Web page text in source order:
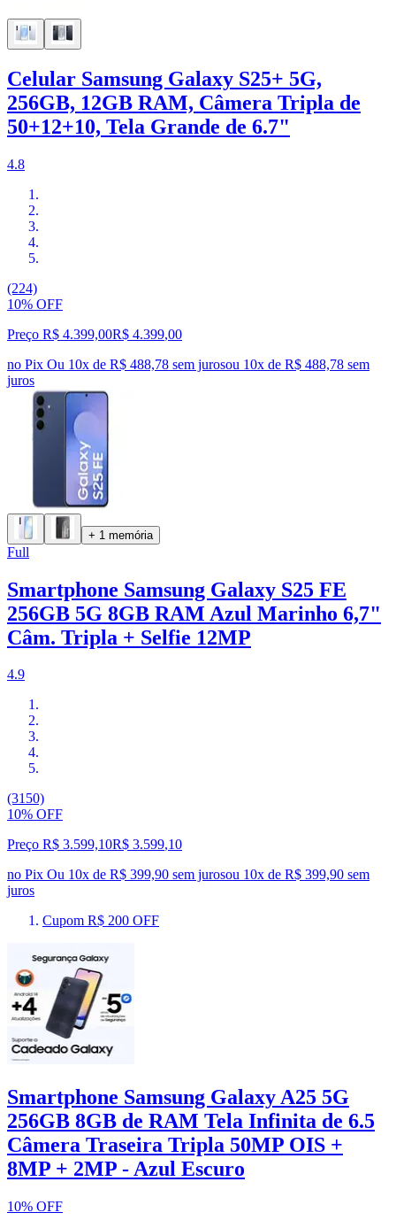
Celular Samsung Galaxy S25+ 5G,
256GB, 12GB RAM, Câmera Tripla de
50+12+10, Tela Grande de 6.7"
4.8
(224)
10% OFF
Preço R$ 4.399,00R$ 4.399,00
no Pix Ou 10x de R$ 488,78 sem jurosou 10x de R$ 488,78 sem
juros
+ 1 memória
Full
Smartphone Samsung Galaxy S25 FE
256GB 5G 8GB RAM Azul Marinho 6,7"
Câm. Tripla + Selfie 12MP
4.9
(3150)
10% OFF
Preço R$ 3.599,10R$ 3.599,10
no Pix Ou 10x de R$ 399,90 sem jurosou 10x de R$ 399,90 sem
juros
Cupom R$ 200 OFF
Smartphone Samsung Galaxy A25 5G
256GB 8GB de RAM Tela Infinita de 6.5
Câmera Traseira Tripla 50MP OIS +
8MP + 2MP - Azul Escuro
10% OFF